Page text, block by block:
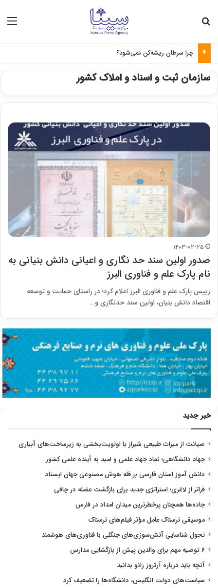
چرا سرطان ریشه‌کن نمی‌شود؟
سازمان ثبت و اسناد و املاک کشور
۱۴۰۳-۰۲-۲۵
صدور اولین سند حد نگاری و اعیانی دانش بنیانی به
نام پارک علم و فناوری البرز
رییس پارک علم و فناوری البرز اعلام کرد؛ در راستای حمایت و توسعه
اقتصاد دانش بنیان، اولین سند حدنگاری و…
خبر جدید
صیانت از میراث طبیعی شیراز با اولویت‌بخشی به زیرساخت‌های آبیاری
جهاد دانشگاهی؛ نماد جهاد علمی و امید به آینده علمی کشور
دانش آموز استان فارسی بر قله هوش مصنوعی جهان ایستاد
فراتر از لاغری؛ استراتژی جدید برای بازگشت عضله در چاقی
جاده‌ها همچنان پرخطرترین میدان امداد در فارس
موسیقی ترسناک عامل مؤثر فیلم‌های ترسناک
تحول شناسایی آتش‌سوزی‌های جنگلی با فناوری‌های هوشمند
۶ توصیه مهم برای والدین پیش از بازگشایی مدارس
آنچه باید درباره آرتروز زانو بدانید
سیاست‌های دولت انگلیس، دانشگاه‌ها را تضعیف کرد